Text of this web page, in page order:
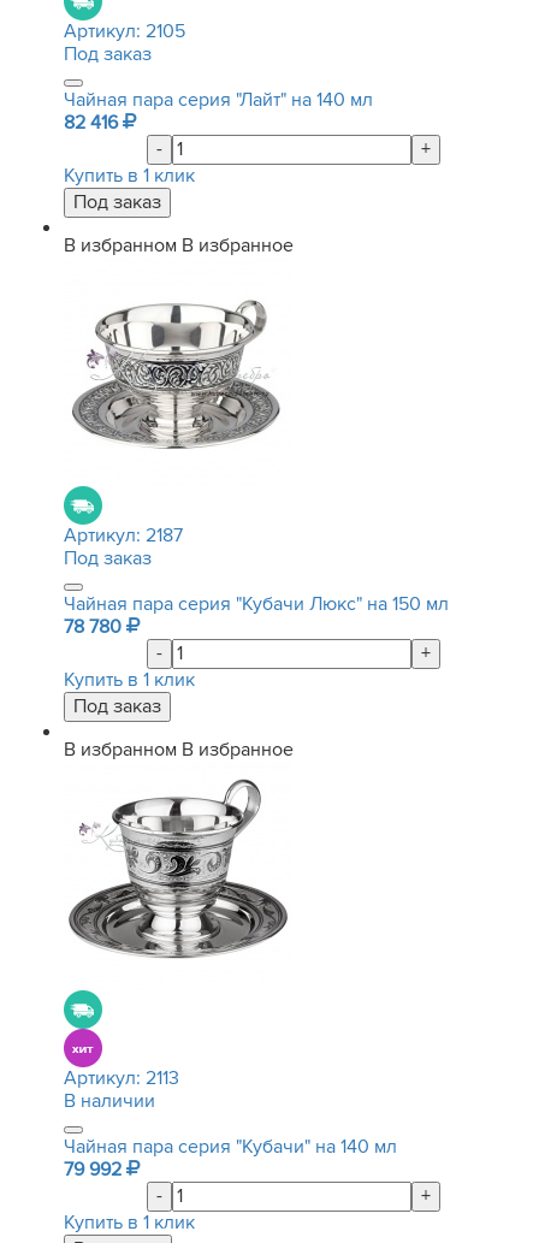
Артикул: 2105
Под заказ
Чайная пара серия "Лайт" на 140 мл
82 416
-
+
Купить в 1 клик
В избранном В избранное
Артикул: 2187
Под заказ
Чайная пара серия "Кубачи Люкс" на 150 мл
78 780
-
+
Купить в 1 клик
В избранном В избранное
Артикул: 2113
В наличии
Чайная пара серия "Кубачи" на 140 мл
79 992
-
+
Купить в 1 клик